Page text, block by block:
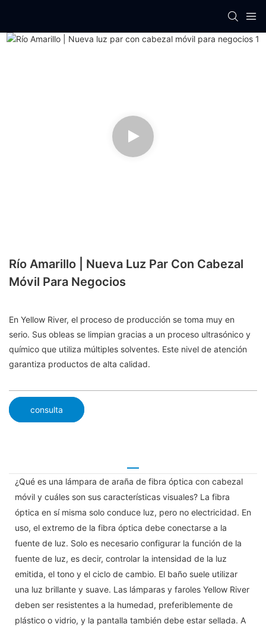
Río Amarillo | Nueva Luz Par Con Cabezal
Móvil Para Negocios
En Yellow River, el proceso de producción se toma muy en
serio. Sus obleas se limpian gracias a un proceso ultrasónico y
químico que utiliza múltiples solventes. Este nivel de atención
garantiza productos de alta calidad.
consulta
¿Qué es una lámpara de araña de fibra óptica con cabezal
móvil y cuáles son sus características visuales? La fibra
óptica en sí misma solo conduce luz, pero no electricidad. En
uso, el extremo de la fibra óptica debe conectarse a la
fuente de luz. Solo es necesario configurar la función de la
fuente de luz, es decir, controlar la intensidad de la luz
emitida, el tono y el ciclo de cambio. El baño suele utilizar
una luz brillante y suave. Las lámparas y faroles Yellow River
deben ser resistentes a la humedad, preferiblemente de
plástico o vidrio, y la pantalla también debe estar sellada. A